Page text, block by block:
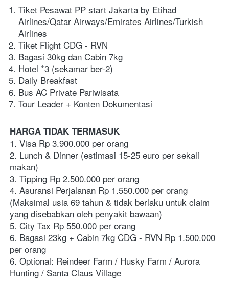
Tiket Pesawat PP start Jakarta by Etihad
Airlines/Qatar Airways/Emirates Airlines/Turkish
Airlines
Tiket Flight CDG - RVN
Bagasi 30kg dan Cabin 7kg
Hotel *3 (sekamar ber-2)
Daily Breakfast
Bus AC Private Pariwisata
Tour Leader + Konten Dokumentasi
HARGA TIDAK TERMASUK
1. Visa Rp 3.900.000 per orang
2. Lunch & Dinner (estimasi 15-25 euro per sekali
makan)
3. Tipping Rp 2.500.000 per orang
4. Asuransi Perjalanan Rp 1.550.000 per orang
(Maksimal usia 69 tahun & tidak berlaku untuk claim
yang disebabkan oleh penyakit bawaan)
5. City Tax Rp 550.000 per orang
6. Bagasi 23kg + Cabin 7kg CDG - RVN Rp 1.500.000
per orang
6. Optional: Reindeer Farm / Husky Farm / Aurora
Hunting / Santa Claus Village